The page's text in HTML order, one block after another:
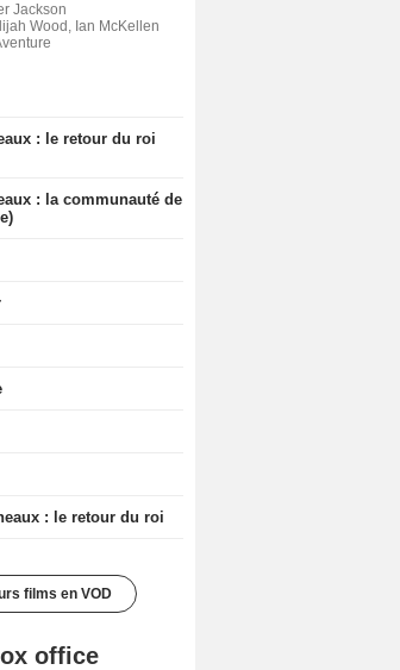
Jackson
Wood, Ian McKellen
: le retour du roi
: la communauté de
: le retour du roi
films en VOD
office